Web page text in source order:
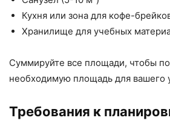
Кухня или зона для кофе-
Хранилище для учебных
Суммируйте все площади, чтобы
необходимую площадь для вашего
Требования к